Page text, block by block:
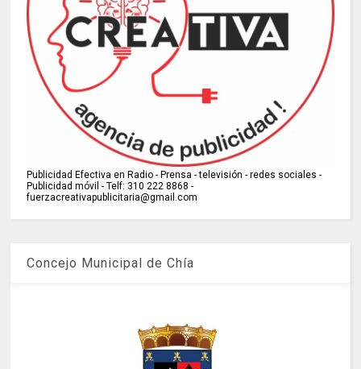
Publicidad Efectiva en Radio - Prensa - televisión - redes sociales -
Publicidad móvil - Telf: 310 222 8868 -
fuerzacreativapublicitaria@gmail.com
Concejo Municipal de Chía